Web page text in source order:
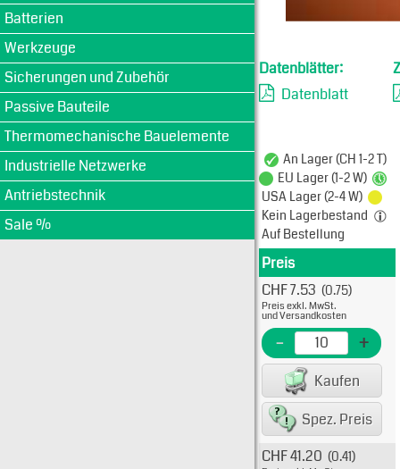
Batterien
Werkzeuge
Sicherungen und Zubehör
Passive Bauteile
Thermomechanische Bauelemente
Industrielle Netzwerke
Antriebstechnik
Sale %
Datenblätter:
Datenblatt
An Lager (CH 1-2 T)
EU Lager (1-2 W)
USA Lager (2-4 W)
Kein Lagerbestand
Auf Bestellung
Produkt
Preis
EME
CHF 7.53 (0.75)
Preis exkl. MwSt.
und Versandkosten
- +
Kaufen
Spez. Preis
CHF 41.20 (0.41)